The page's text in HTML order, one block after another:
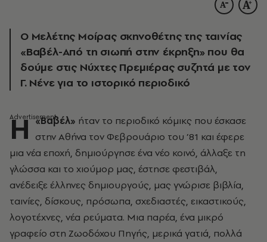
Ο Μελέτης Μοίρας σκηνοθέτης της ταινίας
«Βαβέλ-Από τη σιωπή στην έκρηξη» που θα
δούμε στις Νύχτες Πρεμιέρας συζητά με τον
Γ. Νένε για το ιστορικό περιοδικό
Η «Βαβέλ» ήταν το περιοδικό κόμικς που έσκασε
στην Αθήνα τον Φεβρουάριο του ’81 και έφερε
μια νέα εποχή, δημιούργησε ένα νέο κοινό, άλλαξε τη
γλώσσα και το χιούμορ μας, έστησε φεστιβάλ,
ανέδειξε έλληνες δημιουργούς, μας γνώρισε βιβλία,
ταινίες, δίσκους, πρόσωπα, σχεδιαστές, εικαστικούς,
λογοτέχνες, νέα ρεύματα. Μια παρέα, ένα μικρό
γραφείο στη Ζωοδόχου Πηγής, μερικά γατιά, πολλά